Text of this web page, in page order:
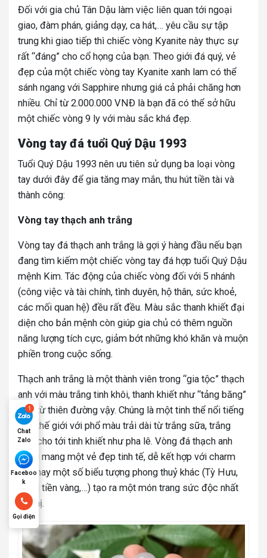
Đối với gia chủ Tân Dậu làm việc liên quan tới ngoại
giao, đàm phán, giảng dạy, ca hát,… yêu cầu sự tập
trung khi giao tiếp thì chiếc vòng Kyanite này thực sự
rất “đáng” cho cổ họng của bạn. Theo giới đá quý, vẻ
đẹp của một chiếc vòng tay Kyanite xanh lam có thể
sánh ngang với Sapphire nhưng giá cả phải chăng hơn
nhiều. Chỉ từ 2.000.000 VNĐ là bạn đã có thể sở hữu
một chiếc vòng 9 ly với màu sắc khá đẹp.
Vòng tay đá tuổi Quý Dậu 1993
Tuổi Quý Dậu 1993 nên ưu tiên sử dụng ba loại vòng
tay dưới đây để gia tăng may mắn, thu hút tiền tài và
thành công:
Vòng tay thạch anh trắng
Vòng tay đá thạch anh trắng là gợi ý hàng đầu nếu bạn
đang tìm kiếm một chiếc vòng tay đá hợp tuổi Quý Dậu
mệnh Kim. Tác động của chiếc vòng đối với 5 nhánh
(công việc và tài chính, tình duyên, hộ thân, sức khoẻ,
các mối quan hệ) đều rất đều. Màu sắc thanh khiết đại
diện cho bản mệnh còn giúp gia chủ có thêm nguồn
năng lượng tích cực, giảm bớt những khó khăn và muộn
phiền trong cuộc sống.
Thạch anh trắng là một thành viên trong “gia tộc” thạch
anh với màu trắng tinh khôi, thanh khiết như “tảng băng”
đến từ thiên đường vậy. Chúng là một tinh thể nổi tiếng
trên thế giới với phổ màu trải dài từ trắng sữa, trắng
đục cho tới tinh khiết như pha lê. Vòng đá thạch anh
trắng mang một vẻ đẹp tinh tế, dễ kết hợp với charm
bạc hay một số biểu tượng phong thuỷ khác (Tỳ Hưu,
đồng tiền vàng,…) tạo ra một món trang sức độc nhất
vô nhị.
Chat
Zalo
Faceboo
k
Gọi điện